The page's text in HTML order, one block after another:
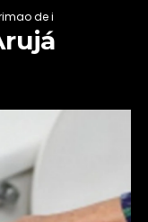
externa
de inox aruja